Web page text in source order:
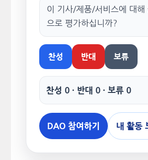
이 기사/제품/서비스에 대해
으로 평가하십니까?
찬성 반대 보류
찬성 0 · 반대 0 · 보류 0
DAO 참여하기 내 활동